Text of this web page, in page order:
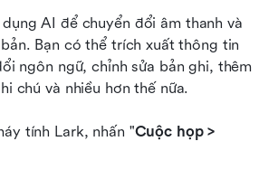
AI để chuyển đổi âm thanh và
Bạn có thể trích xuất thông tin
ngôn ngữ, chỉnh sửa bản ghi, thêm
chú và nhiều hơn thế nữa.
tính Lark, nhấn "Cuộc họp >